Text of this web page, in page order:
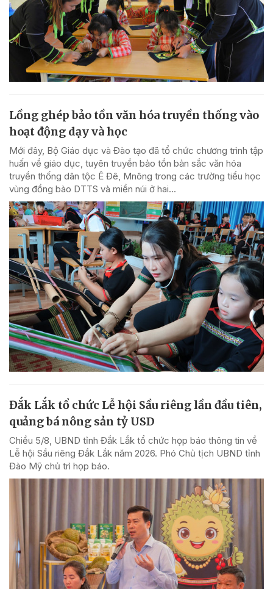
Lồng ghép bảo tồn văn hóa truyền thống vào
hoạt động dạy và học
Mới đây, Bộ Giáo dục và Đào tạo đã tổ chức chương trình tập
huấn về giáo dục, tuyên truyền bảo tồn bản sắc văn hóa
truyền thống dân tộc Ê Đê, Mnông trong các trường tiểu học
vùng đồng bào DTTS và miền núi ở hai...
Đắk Lắk tổ chức Lễ hội Sầu riêng lần đầu tiên,
quảng bá nông sản tỷ USD
Chiều 5/8, UBND tỉnh Đắk Lắk tổ chức họp báo thông tin về
Lễ hội Sầu riêng Đắk Lắk năm 2026. Phó Chủ tịch UBND tỉnh
Đào Mỹ chủ trì họp báo.